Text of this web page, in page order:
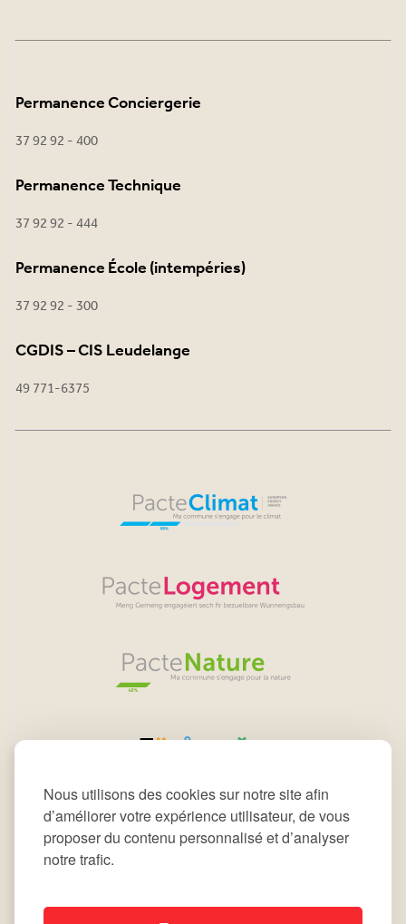
Nous utilisons des cookies sur notre site afin
d’améliorer votre expérience utilisateur, de vous
proposer du contenu personnalisé et d’analyser
notre trafic.
Permanence Conciergerie
37 92 92 - 400
Permanence Technique
37 92 92 - 444
Permanence École (intempéries)
37 92 92 - 300
CGDIS – CIS Leudelange
49 771-6375